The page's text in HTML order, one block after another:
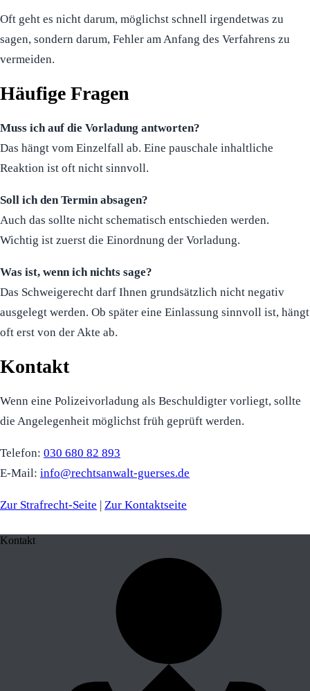
Oft geht es nicht darum, möglichst schnell irgendetwas zu
sagen, sondern darum, Fehler am Anfang des Verfahrens zu
vermeiden.
Häufige Fragen
Muss ich auf die Vorladung antworten?
Das hängt vom Einzelfall ab. Eine pauschale inhaltliche
Reaktion ist oft nicht sinnvoll.
Soll ich den Termin absagen?
Auch das sollte nicht schematisch entschieden werden.
Wichtig ist zuerst die Einordnung der Vorladung.
Was ist, wenn ich nichts sage?
Das Schweigerecht darf Ihnen grundsätzlich nicht negativ
ausgelegt werden. Ob später eine Einlassung sinnvoll ist, hängt
oft erst von der Akte ab.
Kontakt
Wenn eine Polizeivorladung als Beschuldigter vorliegt, sollte
die Angelegenheit möglichst früh geprüft werden.
Telefon: 030 680 82 893
E-Mail: info@rechtsanwalt-guerses.de
Zur Strafrecht-Seite Zur Kontaktseite
Kontakt